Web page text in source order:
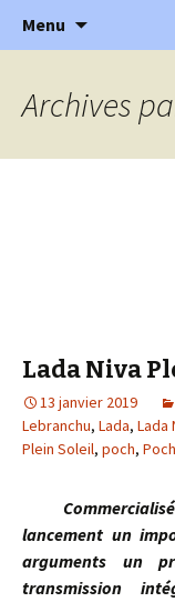
l'automobile
…
Menu
Archives
Lada Niva
13 janvier 2019
Lebranchu, Lada, Lada
Plein Soleil, poch,
Commercialisée
lancement un
arguments un
transmission